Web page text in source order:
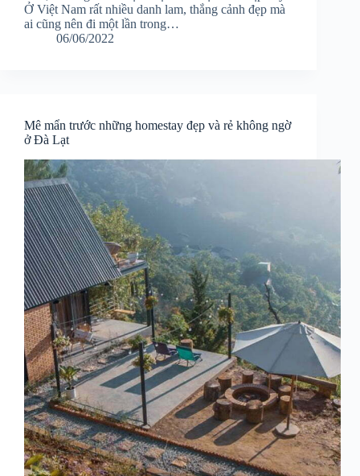
Ở Việt Nam rất nhiều danh lam, thắng cảnh đẹp mà
ai cũng nên đi một lần trong…
06/06/2022
Mê mẩn trước những homestay đẹp và rẻ không ngờ
ở Đà Lạt